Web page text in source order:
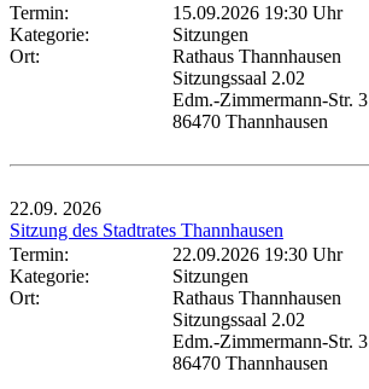
Termin:
15.09.2026 19:30 Uhr
Kategorie:
Sitzungen
Ort:
Rathaus Thannhausen
Sitzungssaal 2.02
Edm.-Zimmermann-Str. 3
86470 Thannhausen
22.09. 2026
Sitzung des Stadtrates Thannhausen
Termin:
22.09.2026 19:30 Uhr
Kategorie:
Sitzungen
Ort:
Rathaus Thannhausen
Sitzungssaal 2.02
Edm.-Zimmermann-Str. 3
86470 Thannhausen